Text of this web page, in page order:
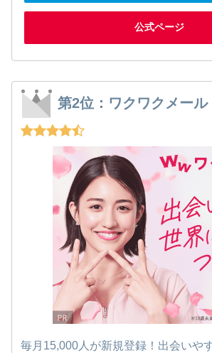
公式ページ
第2位：ワクワクメール
毎月15,000人が新規登録！出会いや